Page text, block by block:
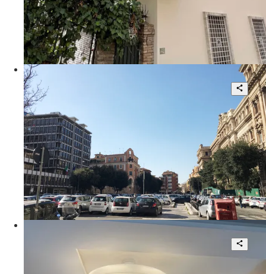
185 mq
€ 1.400.000Via Montevideo
Pinciano locale commerciale a reddito
2
140 mq
€ 620.000Via Alessandro Scarlatti